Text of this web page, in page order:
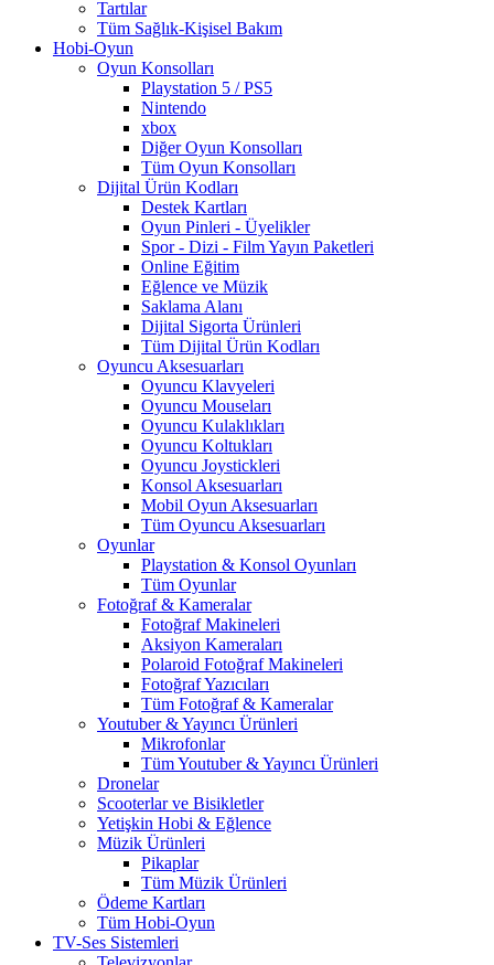
Tartılar
Tüm Sağlık-Kişisel Bakım
Hobi-Oyun
Oyun Konsolları
Playstation 5 / PS5
Nintendo
xbox
Diğer Oyun Konsolları
Tüm Oyun Konsolları
Dijital Ürün Kodları
Destek Kartları
Oyun Pinleri - Üyelikler
Spor - Dizi - Film Yayın Paketleri
Online Eğitim
Eğlence ve Müzik
Saklama Alanı
Dijital Sigorta Ürünleri
Tüm Dijital Ürün Kodları
Oyuncu Aksesuarları
Oyuncu Klavyeleri
Oyuncu Mouseları
Oyuncu Kulaklıkları
Oyuncu Koltukları
Oyuncu Joystickleri
Konsol Aksesuarları
Mobil Oyun Aksesuarları
Tüm Oyuncu Aksesuarları
Oyunlar
Playstation & Konsol Oyunları
Tüm Oyunlar
Fotoğraf & Kameralar
Fotoğraf Makineleri
Aksiyon Kameraları
Polaroid Fotoğraf Makineleri
Fotoğraf Yazıcıları
Tüm Fotoğraf & Kameralar
Youtuber & Yayıncı Ürünleri
Mikrofonlar
Tüm Youtuber & Yayıncı Ürünleri
Dronelar
Scooterlar ve Bisikletler
Yetişkin Hobi & Eğlence
Müzik Ürünleri
Pikaplar
Tüm Müzik Ürünleri
Ödeme Kartları
Tüm Hobi-Oyun
TV-Ses Sistemleri